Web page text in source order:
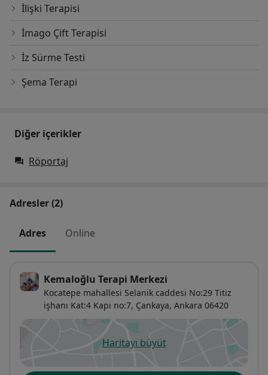
İlişki Terapisi
İmago Çift Terapisi
İz Sürme Testi
Şema Terapi
Diğer içerikler
Röportaj
Adresler (2)
Adres Online
Kemaloğlu Terapi Merkezi
Kocatepe mahallesi Selanik caddesi No:29 Titiz
işhanı Kat:4 Kapı no:7, Çankaya, Ankara 06420
Haritayı büyütyeni bir sekmede açılır